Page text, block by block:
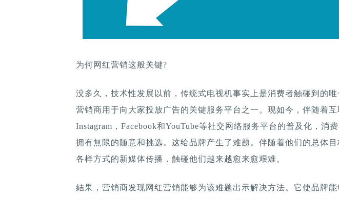
为何网红营销这般关键?
没多久，技术性发展以前，传统式电视机事实上是消费者触碰到的
营销商用于向大家投放广告的关键服务平台之一。现如今，伴随着
Instagram，Facebook和YouTube等社交网络服务平台的普及化，消
拥有無限的随意和挑选。这给品牌产生了难题。伴随着他们的总体
各样方式的新媒体传播，触碰他们越来越愈来愈艰难。
結果，营销商发现网红营销能够为该难题出示解决方法。它使品牌